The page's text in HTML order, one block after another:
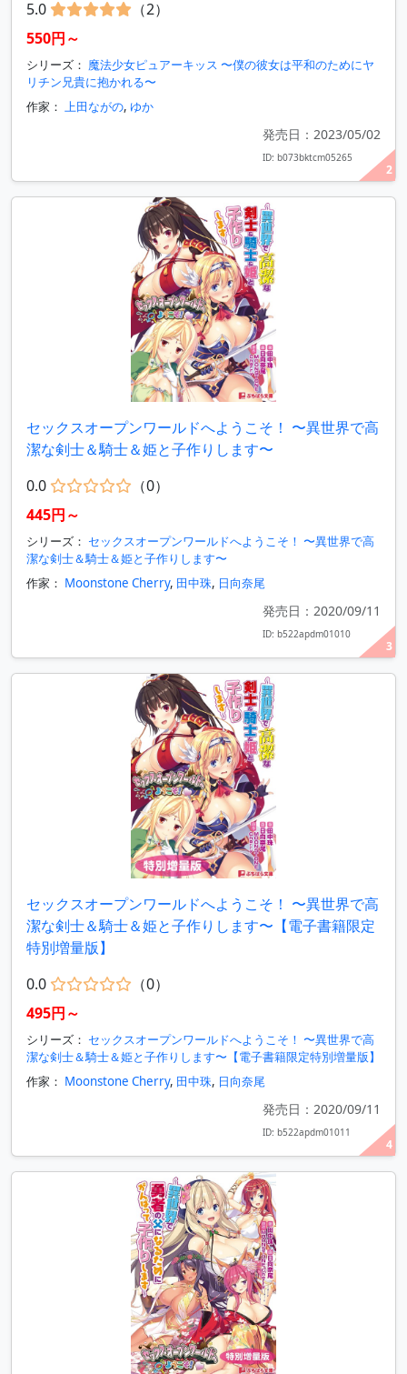
2
5.0
（2）
550円～
シリーズ： 魔法少女ピュアーキッス 〜僕の彼女は平和のためにヤ
リチン兄貴に抱かれる〜
作家： 上田ながの, ゆか
発売日：2023/05/02
ID: b073bktcm05265
3
セックスオープンワールドへようこそ！ 〜異世界で高
潔な剣士＆騎士＆姫と子作りします〜
0.0
（0）
445円～
シリーズ： セックスオープンワールドへようこそ！ 〜異世界で高
潔な剣士＆騎士＆姫と子作りします〜
作家： Moonstone Cherry, 田中珠, 日向奈尾
発売日：2020/09/11
ID: b522apdm01010
4
セックスオープンワールドへようこそ！ 〜異世界で高
潔な剣士＆騎士＆姫と子作りします〜【電子書籍限定
特別増量版】
0.0
（0）
495円～
シリーズ： セックスオープンワールドへようこそ！ 〜異世界で高
潔な剣士＆騎士＆姫と子作りします〜【電子書籍限定特別増量版】
作家： Moonstone Cherry, 田中珠, 日向奈尾
発売日：2020/09/11
ID: b522apdm01011